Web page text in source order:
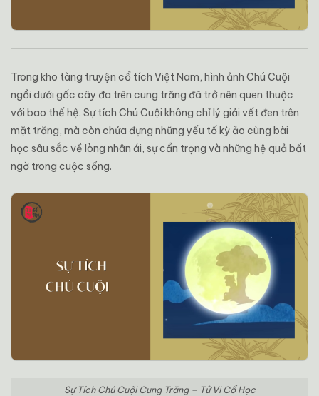
Trong kho tàng truyện cổ tích Việt Nam, hình ảnh Chú Cuội
ngồi dưới gốc cây đa trên cung trăng đã trở nên quen thuộc
với bao thế hệ. Sự tích Chú Cuội không chỉ lý giải vết đen trên
mặt trăng, mà còn chứa đựng những yếu tố kỳ ảo cùng bài
học sâu sắc về lòng nhân ái, sự cẩn trọng và những hệ quả bất
ngờ trong cuộc sống.
Sự Tích Chú Cuội Cung Trăng – Tử Vi Cổ Học